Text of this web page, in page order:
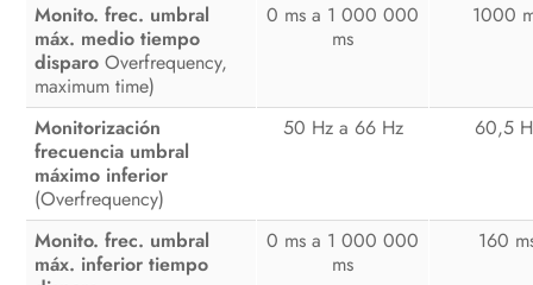
Monito. frec. umbral
máx. medio tiempo
disparo Overfrequency,
maximum time)
0 ms a 1 000 000
ms
1000
Monitorización
frecuencia umbral
máximo inferior
(Overfrequency)
50 Hz a 66 Hz 60,5
Monito. frec. umbral
máx. inferior tiempo
0 ms a 1 000 000
ms
160